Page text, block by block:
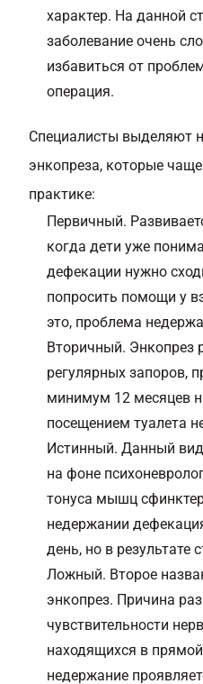
характер. На данной
заболевание очень
избавиться от
операция.
Специалисты выделяют
энкопреза, которые
практике:
Первичный.
когда дети уже
дефекации нужно
попросить помощи у
это, проблема
Вторичный. Энкопрез
регулярных запоров,
минимум 12 месяцев
посещением туалета
Истинный. Данный вид
на фоне
тонуса мышц
недержании
день, но в результате
Ложный. Второе
энкопрез. Причина
чувствительности
находящихся в
недержание